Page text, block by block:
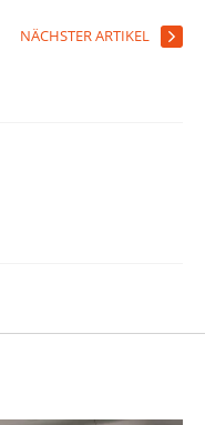
NÄCHSTER ARTIKEL